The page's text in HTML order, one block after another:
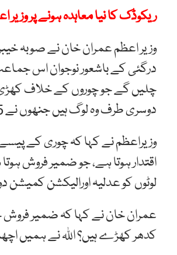
ریکوڈک کا نیا معاہدہ ہونے پر وزیر
وزیر اعظم عمران خان نے صوبہ
درگئی کے باشعور نوجوان اس
چلیں گے جو چوروں کے خلاف کھڑی
دوسری طرف وہ لوگ ہیں جنھوں نے 25 سال ان ڈاکوؤں کے خلاف جدوجہد کی ہے۔
وزیراعظم نے کہا کہ چوری کے
اقتدار ہوتا ہے، جو ضمیر فروش
لوٹوں کو عدلیہ اورالیکشن کمیشن
عمران خان نے کہا کہ ضمیر فروش
کدھر کھڑے ہیں؟ اللہ نے ہمیں